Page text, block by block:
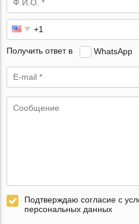
Получить ответ в WhatsApp
Подтверждаю согласие с
персональных данных